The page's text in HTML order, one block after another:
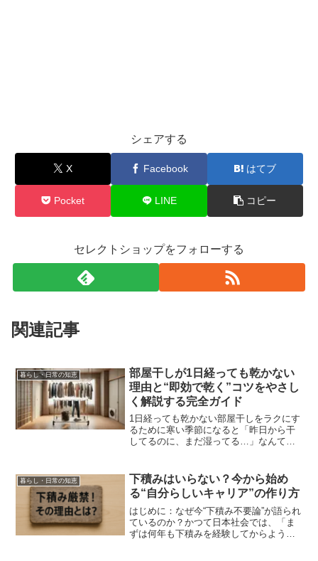
シェアする
X Facebook はてブ
Pocket LINE コピー
セレクトショップをフォローする
関連記事
暮らし・日常の知恵
部屋干しが1日経っても乾かない
理由と“即効で乾く”コツをやさし
く解説する完全ガイド
1日経っても乾かない部屋干しをラクにす
るために寒い季節になると「昨日から干
してるのに、まだ湿ってる…」なんて日
しても乾くまで時間がかかってしまいが
ち。しかも、長時間湿っ...
暮らし・日常の知恵
下積みはいらない？今から始め
る“自分らしいキャリア”の作り方
はじめに：なぜ今“下積み不要論”が語られ
ているのか？かつて日本社会では、「ま
ずは何年も下積みを経験してからようや